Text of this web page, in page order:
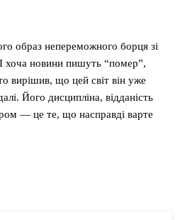
образ непереможного борця зі
хоча новини пишуть “помер”,
вирішив, що цей світ він уже
Його дисципліна, відданість
— це те, що насправді варте